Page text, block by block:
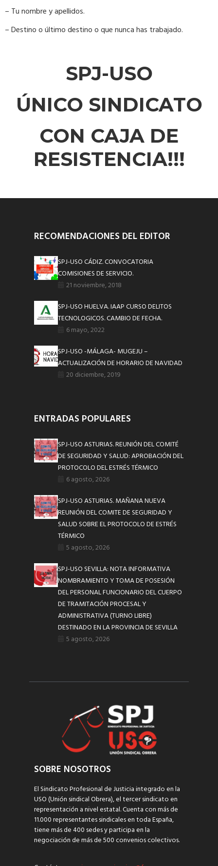
– Tu nombre y apellidos.
– Destino o último destino o que nunca has trabajado.
SPJ-USO
ÚNICO SINDICATO
CON CAJA DE
RESISTENCIA!!!
RECOMENDACIONES DEL EDITOR
SPJ-USO CÁDIZ. CONVOCATORIA
COMISIONES DE SERVICIO.
21 noviembre, 2018
SPJ-USO HUELVA. IAAP CURSO DELITOS
TECNOLOGICOS. CAMBIO DE FECHA.
6 mayo, 2022
SPJ-USO -MÁLAGA- MUGEJU –
ACTUALIZACIÓN DE HORARIO DE NAVIDAD
20 diciembre, 2019
ENTRADAS POPULARES
SPJ-USO ASTURIAS. REUNIÓN DEL COMITÉ
DE SEGURIDAD Y SALUD: APROBACIÓN DEL
PROTOCOLO DEL ESTRÉS TÉRMICO
6 agosto, 2026
SPJ-USO ASTURIAS. MAÑANA NUEVA
REUNIÓN DEL COMITE DE SEGURIDAD Y
SALUD SOBRE EL PROTOCOLO DE ESTRÉS
TÉRMICO
5 agosto, 2026
SPJ-USO SEVILLA: NOTA INFORMATIVA
NOMBRAMIENTO Y TOMA DE POSESIÓN
DEL PERSONAL FUNCIONARIO DEL CUERPO
DE TRAMITACIÓN PROCESAL Y
ADMINISTRATIVA (TURNO LIBRE)
DESTINADO EN LA PROVINCIA DE SEVILLA
5 agosto, 2026
SOBRE NOSOTROS
El Sindicato Profesional de Justicia integrado en la
USO (Unión sindical Obrera), el tercer sindicato en
representación a nivel estatal. Cuenta con más de
11.000 representantes sindicales en toda España,
tiene más de 400 sedes y participa en la
negociación de más de 500 convenios colectivos.